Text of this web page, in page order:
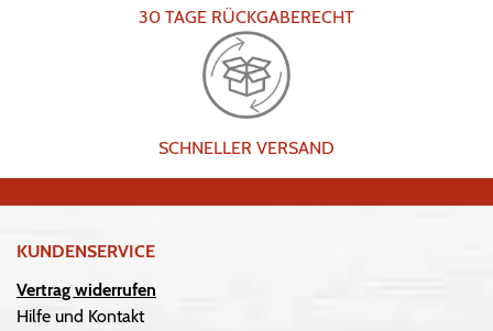
30 TAGE RÜCKGABERECHT
SCHNELLER VERSAND
KUNDENSERVICE
Vertrag widerrufen
Hilfe und Kontakt